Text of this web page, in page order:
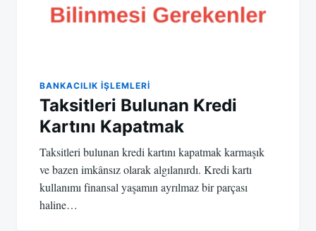
BANKACILIK IŞLEMLERI
Taksitleri Bulunan Kredi
Kartını Kapatmak
Taksitleri bulunan kredi kartını kapatmak karmaşık
ve bazen imkânsız olarak algılanırdı. Kredi kartı
kullanımı finansal yaşamın ayrılmaz bir parçası
haline…